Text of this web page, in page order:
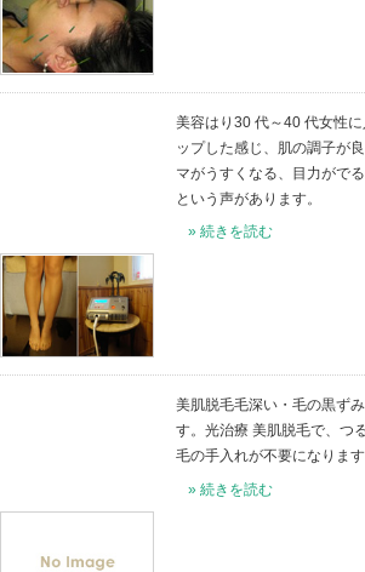
エステ・美人メニュー
美容はり
ップした
マがうす